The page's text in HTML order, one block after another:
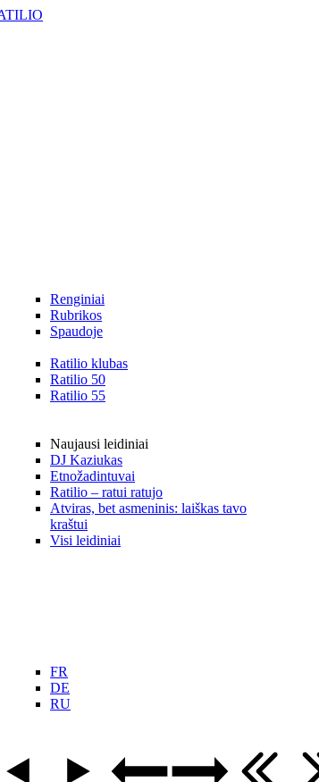
Renginiai
Rubrikos
Spaudoje
Ratilio klubas
Ratilio 50
Ratilio 55
Naujausi leidiniai
DJ Kaziukas
Etnožadintuvai
Ratilio – ratui ratujo
Atviras, bet asmeninis: laiškas tavo
kraštui
Visi leidiniai
FR
DE
RU